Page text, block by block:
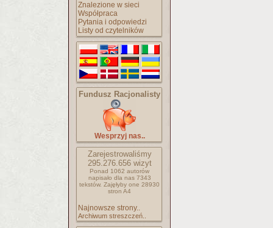
Znalezione w sieci
Współpraca
Pytania i odpowiedzi
Listy od czytelników
Fundusz Racjonalisty
Wesprzyj nas..
Zarejestrowaliśmy
295.276.656wizyt
Ponad 1062 autorów
napisało dla nas 7343
tekstów. Zajęłyby one 28930
stron A4
Najnowsze strony..
Archiwum streszczeń..